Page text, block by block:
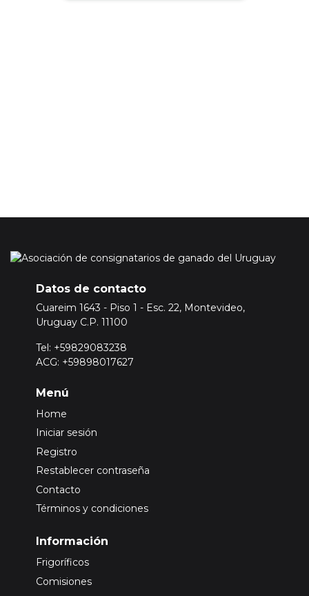
Datos de contacto
Cuareim 1643 - Piso 1 - Esc. 22, Montevideo,
Uruguay C.P. 11100
Tel: +59829083238
ACG: +59898017627
Menú
Home
Iniciar sesión
Registro
Restablecer contraseña
Contacto
Términos y condiciones
Información
Frigoríficos
Comisiones